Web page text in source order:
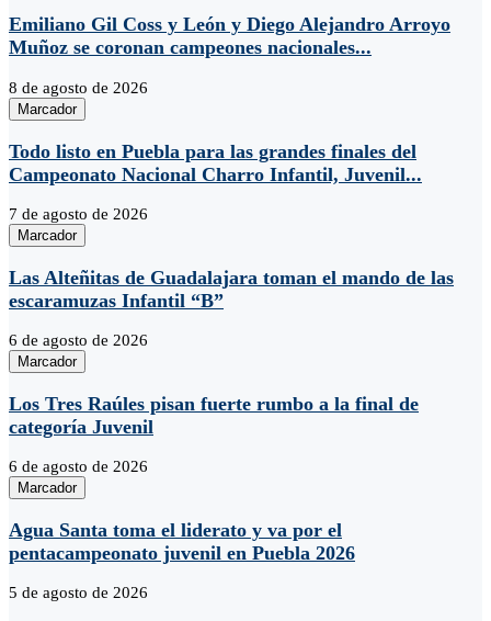
Emiliano Gil Coss y León y Diego Alejandro Arroyo
Muñoz se coronan campeones nacionales...
8 de agosto de 2026
Marcador
Todo listo en Puebla para las grandes finales del
Campeonato Nacional Charro Infantil, Juvenil...
7 de agosto de 2026
Marcador
Las Alteñitas de Guadalajara toman el mando de las
escaramuzas Infantil “B”
6 de agosto de 2026
Marcador
Los Tres Raúles pisan fuerte rumbo a la final de
categoría Juvenil
6 de agosto de 2026
Marcador
Agua Santa toma el liderato y va por el
pentacampeonato juvenil en Puebla 2026
5 de agosto de 2026